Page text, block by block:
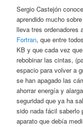
Sergio Castejón
aprendido mucho
lleva tres ordenadores
Fortran, que entre
KB y que cada vez
rebobinar las cintas,
espacio para volver a
se han apagado las
ahorrar energía y
seguridad que ya ha
sido nada fácil saberlo
aparato que debía